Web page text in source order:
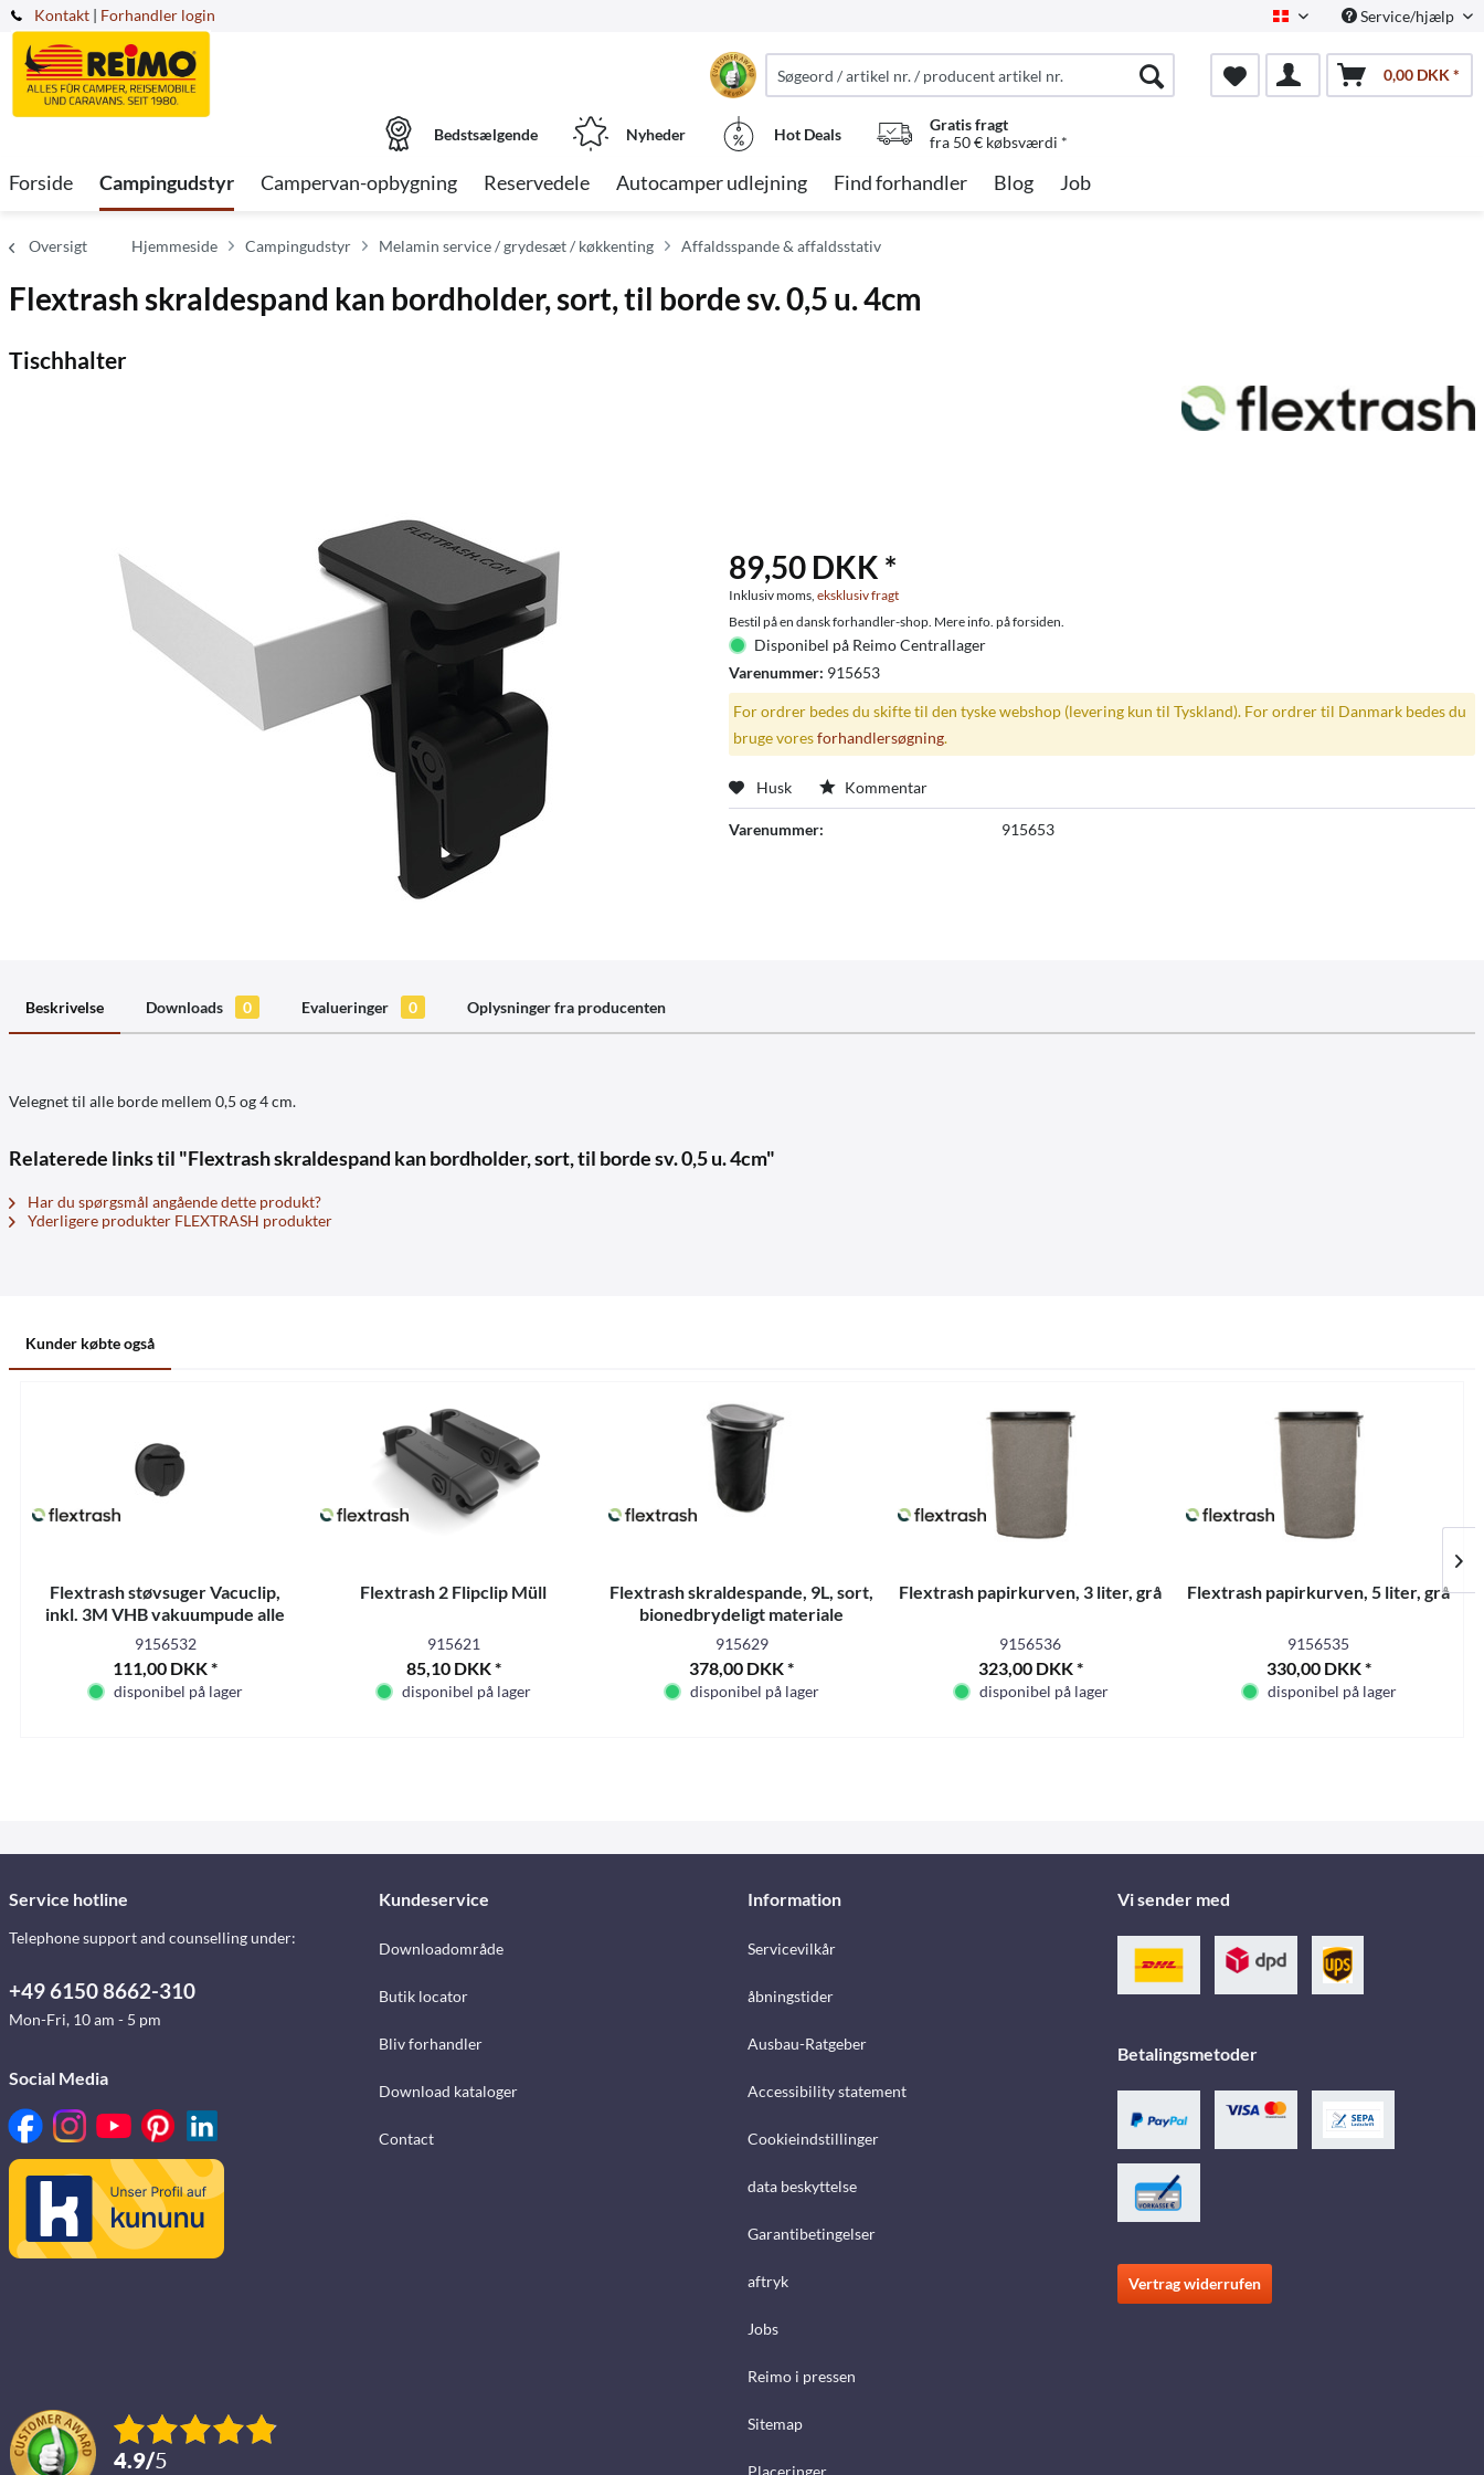
Kontakt Dansk Service/hjælp
| Forhandler login
0,00 DKK *
Bedstsælgende Nyheder Hot Deals
Gratis fragt
fra 50 € købsværdi *
Forside Campingudstyr Campervan-opbygning Reservedele Autocamper udlejning Find forhandler Blog Job
Oversigt Hjemmeside Campingudstyr Melamin service / grydesæt / køkkenting Affaldsspande & affaldsstativ
Flextrash skraldespand kan bordholder, sort, til borde sv. 0,5 u. 4cm
Tischhalter
89,50 DKK *
Inklusiv moms, eksklusiv fragt
Bestil på en dansk forhandler-shop. Mere info. på forsiden.
Disponibel på Reimo Centrallager
Varenummer: 915653
For ordrer bedes du skifte til den tyske webshop (levering kun til Tyskland). For ordrer til Danmark bedes du
bruge voresforhandlersøgning.
Husk Kommentar
Varenummer: 915653
Beskrivelse Downloads 0 Evalueringer 0 Oplysninger fra producenten
Velegnet til alle borde mellem 0,5 og 4 cm.
Relaterede links til "Flextrash skraldespand kan bordholder, sort, til borde sv. 0,5 u. 4cm"
Har du spørgsmål angående dette produkt?
Yderligere produkter FLEXTRASH produkter
Kunder købte også
Flextrash støvsuger Vacuclip,
inkl. 3M VHB vakuumpude alle
substrater
9156532
111,00 DKK *
disponibel på lager
Flextrash 2 Flipclip Müll
915621
85,10 DKK *
disponibel på lager
Flextrash skraldespande, 9L, sort,
bionedbrydeligt materiale
915629
378,00 DKK *
disponibel på lager
Flextrash papirkurven, 3 liter, grå
9156536
323,00 DKK *
disponibel på lager
Flextrash papirkurven, 5 liter, grå
9156535
330,00 DKK *
disponibel på lager
Service hotline
Telephone support and counselling under:
+49 6150 8662-310
Mon-Fri, 10 am - 5 pm
Social Media
4.9/5
Kundeservice
Downloadområde
Butik locator
Bliv forhandler
Download kataloger
Contact
Information
Servicevilkår
åbningstider
Ausbau-Ratgeber
Accessibility statement
Cookieindstillinger
data beskyttelse
Garantibetingelser
aftryk
Jobs
Reimo i pressen
Sitemap
Placeringer
Vi sender med
Betalingsmetoder
Vertrag widerrufen